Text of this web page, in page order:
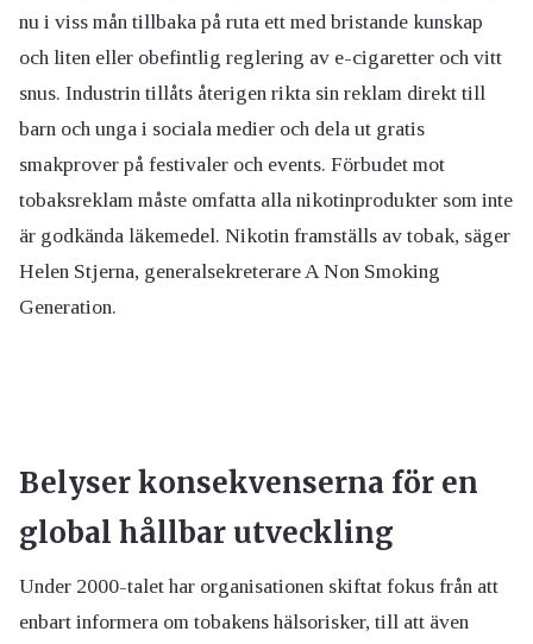
nu i viss mån tillbaka på ruta ett med bristande kunskap
och liten eller obefintlig reglering av e-cigaretter och vitt
snus. Industrin tillåts återigen rikta sin reklam direkt till
barn och unga i sociala medier och dela ut gratis
smakprover på festivaler och events. Förbudet mot
tobaksreklam måste omfatta alla nikotinprodukter som inte
är godkända läkemedel. Nikotin framställs av tobak, säger
Helen Stjerna, generalsekreterare A Non Smoking
Generation.
Belyser konsekvenserna för en
global hållbar utveckling
Under 2000-talet har organisationen skiftat fokus från att
enbart informera om tobakens hälsorisker, till att även